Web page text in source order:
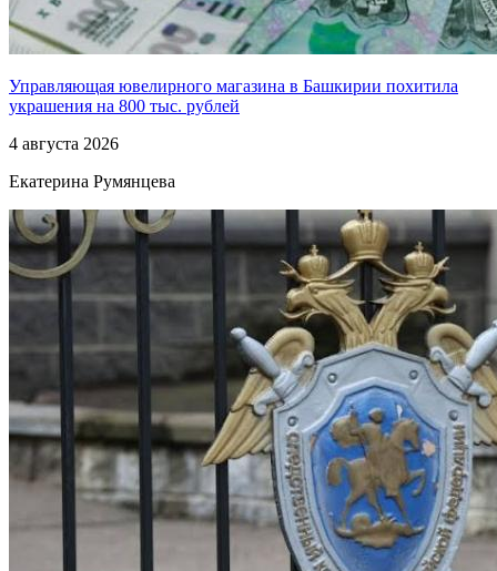
Управляющая ювелирного магазина в Башкирии похитила
украшения на 800 тыс. рублей
4 августа 2026
Екатерина Румянцева